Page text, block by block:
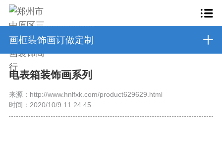
画框装饰画订做定制
电表箱装饰画系列
来源：http://www.hnlfxk.com/product629629.html
时间：2020/10/9 11:24:45